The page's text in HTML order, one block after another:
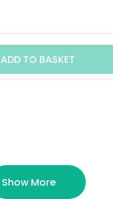
Show More
ADD TO BASKET